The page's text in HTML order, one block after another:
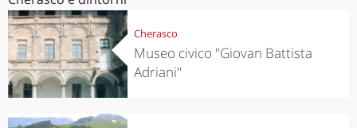
Cherasco
Museo civico "Giovan Battista
Adriani"